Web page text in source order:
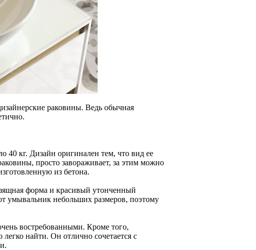
раковины. Ведь обычная
40 кг. Дизайн оригинален тем, что вид ее
просто завораживает, за этим можно
из бетона.
форма и красивый утонченный
умывальник небольших размеров, поэтому
востребованными. Кроме того,
найти. Он отлично сочетается с